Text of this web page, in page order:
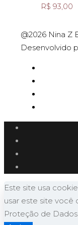
R$ 93,00
@2026 Nina Z
Desenvolvido
Este site usa
usar este site você
Proteção de Dados